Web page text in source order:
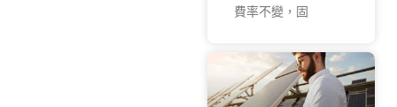
費率不變，固